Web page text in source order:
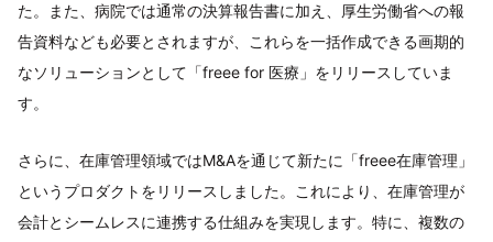
た。また、病院では通常の決算報告書に加え、厚生労働省への報
告資料なども必要とされますが、これらを一括作成できる画期的
なソリューションとして「freee for 医療」をリリースしていま
す。
さらに、在庫管理領域ではM&Aを通じて新たに「freee在庫管理」
というプロダクトをリリースしました。これにより、在庫管理が
会計とシームレスに連携する仕組みを実現します。特に、複数の